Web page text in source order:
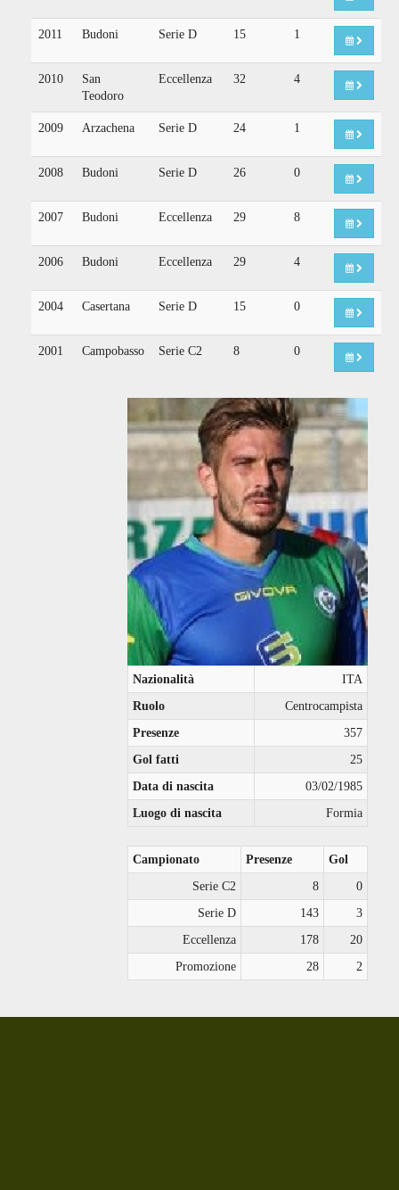
2011 Budoni Serie D 15 1
2010
San
Teodoro
Eccellenza 32 4
2009 Arzachena Serie D 24 1
2008 Budoni Serie D 26 0
2007 Budoni Eccellenza 29 8
2006 Budoni Eccellenza 29 4
2004 Casertana Serie D 15 0
2001 Campobasso Serie C2 8 0
Nazionalità
ITA
Ruolo
Centrocampista
Presenze
357
Gol fatti
25
Data di nascita
03/02/1985
Luogo di nascita
Formia
Campionato Presenze
Gol
Serie C2
8
0
Serie D
143
3
Eccellenza
178
20
Promozione
28 2